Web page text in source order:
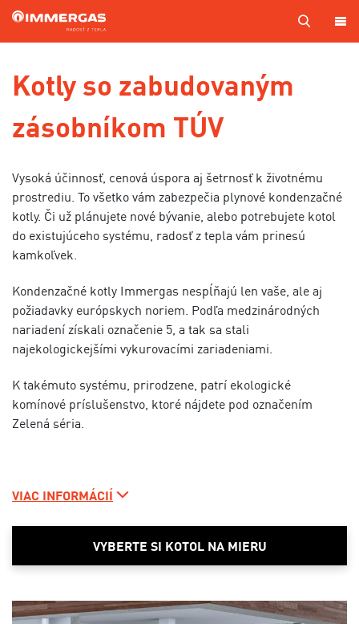
NA
MIERU
CENNÍKY
VÝROBA
KONTAKTY
Kotly so zabudovaným
zásobníkom TÚV
Vysoká účinnosť, cenová úspora aj šetrnosť k životnému
prostrediu. To všetko vám zabezpečia plynové kondenzačné
kotly. Či už plánujete nové bývanie, alebo potrebujete kotol
do existujúceho systému, radosť z tepla vám prinesú
kamkoľvek.
Kondenzačné kotly Immergas nespĺňajú len vaše, ale aj
požiadavky európskych noriem. Podľa medzinárodných
nariadení získali označenie 5, a tak sa stali
najekologickejšími vykurovacími zariadeniami.
K takémuto systému, prirodzene, patrí ekologické
komínové príslušenstvo, ktoré nájdete pod označením
Zelená séria.
VIAC INFORMÁCIÍ
VYBERTE SI KOTOL NA MIERU